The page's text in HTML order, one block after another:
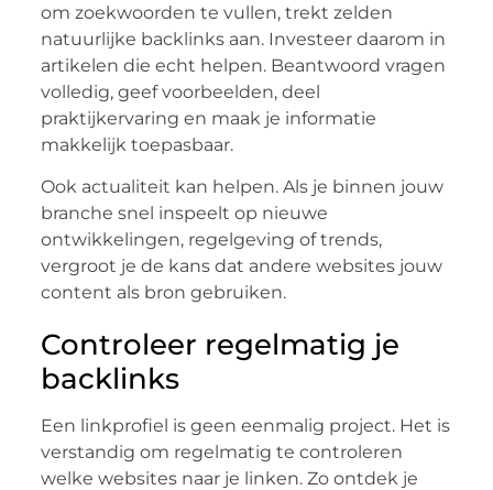
om zoekwoorden te vullen, trekt zelden
natuurlijke backlinks aan. Investeer daarom in
artikelen die echt helpen. Beantwoord vragen
volledig, geef voorbeelden, deel
praktijkervaring en maak je informatie
makkelijk toepasbaar.
Ook actualiteit kan helpen. Als je binnen jouw
branche snel inspeelt op nieuwe
ontwikkelingen, regelgeving of trends,
vergroot je de kans dat andere websites jouw
content als bron gebruiken.
Controleer regelmatig je
backlinks
Een linkprofiel is geen eenmalig project. Het is
verstandig om regelmatig te controleren
welke websites naar je linken. Zo ontdek je